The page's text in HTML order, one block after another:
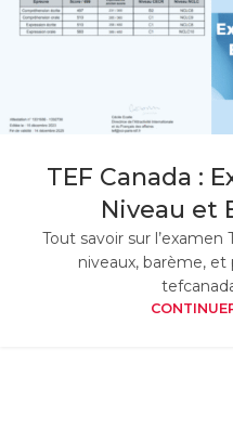
TEF Canada :
Niveau et
Tout savoir sur l’examen
niveaux, barème,